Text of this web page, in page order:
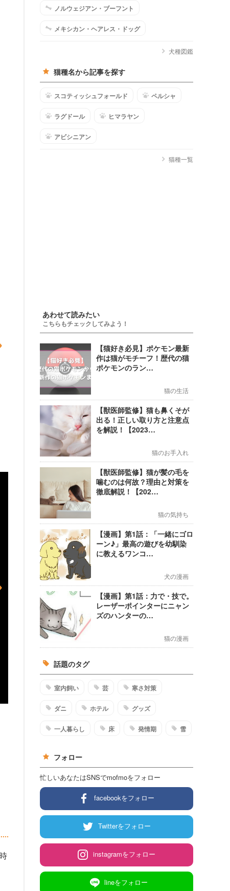
ノルウェジアン・ブーフント
メキシカン・ヘアレス・ドッグ
犬種図鑑
猫種名から記事を探す
スコティッシュフォールド ペルシャ
ラグドール ヒマラヤン
アビシニアン
猫種一覧
あわせて読みたい
こちらもチェックしてみよう！
【猫好き必見】ポケモン最新
作は猫がモチーフ！歴代の猫
ポケモンのラン…
猫の生活
【獣医師監修】猫も鼻くそが
出る！正しい取り方と注意点
を解説！【2023…
猫のお手入れ
【獣医師監修】猫が髪の毛を
噛むのは何故？理由と対策を
徹底解説！【202…
猫の気持ち
【漫画】第1話：「一緒にゴロ
ーン♪」最高の遊びを幼馴染
に教えるワンコ…
犬の漫画
【漫画】第1話：力で・技で。
レーザーポインターにニャン
ズのハンターの…
猫の漫画
話題のタグ
室内飼い 芸 寒さ対策
ダニ ホテル グッズ
一人暮らし 床 発情期 雪
フォロー
忙しいあなたはSNSでmofmoをフォロー
facebookをフォロー
Twitterをフォロー
instagramをフォロー
lineをフォロー